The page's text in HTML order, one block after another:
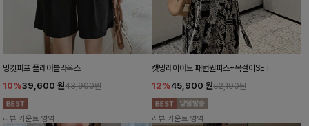
밍킷퍼프 플레어블라우스
10%39,600 원43,900원
리뷰 카운트 영역
캣밍레이어드 패턴원피스+목걸이SET
12%45,900 원52,100원
리뷰 카운트 영역